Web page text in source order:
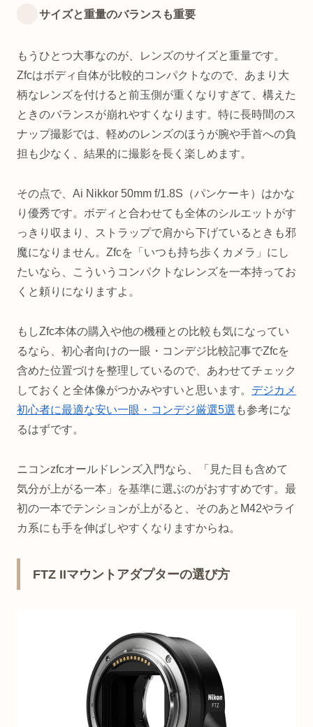
サイズと重量のバランスも重要
もうひとつ大事なのが、レンズのサイズと重量です。
Zfcはボディ自体が比較的コンパクトなので、あまり大
柄なレンズを付けると前玉側が重くなりすぎて、構えた
ときのバランスが崩れやすくなります。特に長時間のス
ナップ撮影では、軽めのレンズのほうが腕や手首への負
担も少なく、結果的に撮影を長く楽しめます。
その点で、Ai Nikkor 50mm f/1.8S（パンケーキ）はかな
り優秀です。ボディと合わせても全体のシルエットがす
っきり収まり、ストラップで肩から下げているときも邪
魔になりません。Zfcを「いつも持ち歩くカメラ」にし
たいなら、こういうコンパクトなレンズを一本持ってお
くと頼りになりますよ。
もしZfc本体の購入や他の機種との比較も気になってい
るなら、初心者向けの一眼・コンデジ比較記事でZfcを
含めた位置づけを整理しているので、あわせてチェック
しておくと全体像がつかみやすいと思います。 デジカメ
初心者に最適な安い一眼・コンデジ厳選5選 も参考にな
るはずです。
ニコンzfcオールドレンズ入門なら、「見た目も含めて
気分が上がる一本」を基準に選ぶのがおすすめです。最
初の一本でテンションが上がると、そのあとM42やライ
カ系にも手を伸ばしやすくなりますからね。
FTZ IIマウントアダプターの選び方